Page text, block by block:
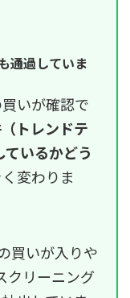
通過していま
いが確認で
トレンドテ
いるかどう
変わりま
買いが入りや
クリーニング